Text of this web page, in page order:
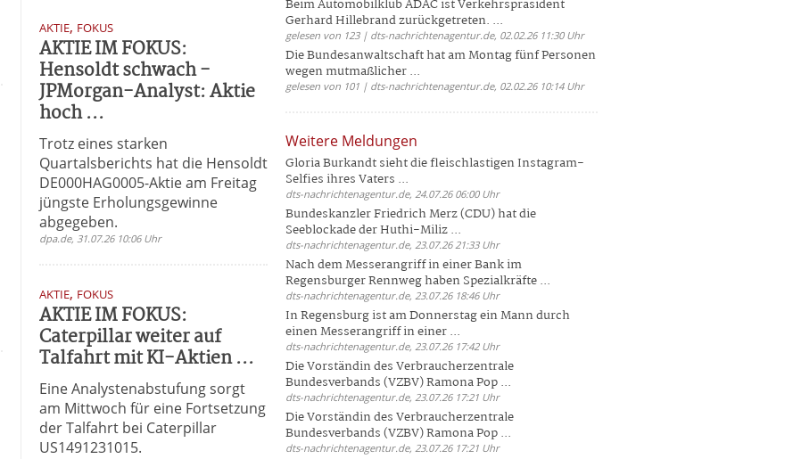
AKTIE, FOKUS
AKTIE IM FOKUS:
Hensoldt schwach -
JPMorgan-Analyst: Aktie
hoch ...
Trotz eines starken
Quartalsberichts hat die Hensoldt
DE000HAG0005-Aktie am Freitag
jüngste Erholungsgewinne
abgegeben.
dpa.de, 31.07.26 10:06 Uhr
AKTIE, FOKUS
AKTIE IM FOKUS:
Caterpillar weiter auf
Talfahrt mit KI-Aktien ...
Eine Analystenabstufung sorgt
am Mittwoch für eine Fortsetzung
der Talfahrt bei Caterpillar
US1491231015.
Beim Automobilklub ADAC ist Verkehrspräsident
Gerhard Hillebrand zurückgetreten. ...
gelesen von 123 | dts-nachrichtenagentur.de, 02.02.26 11:30 Uhr
Die Bundesanwaltschaft hat am Montag fünf Personen
wegen mutmaßlicher ...
gelesen von 101 | dts-nachrichtenagentur.de, 02.02.26 10:14 Uhr
Weitere Meldungen
Gloria Burkandt sieht die fleischlastigen Instagram-
Selfies ihres Vaters ...
dts-nachrichtenagentur.de, 24.07.26 06:00 Uhr
Bundeskanzler Friedrich Merz (CDU) hat die
Seeblockade der Huthi-Miliz ...
dts-nachrichtenagentur.de, 23.07.26 21:33 Uhr
Nach dem Messerangriff in einer Bank im
Regensburger Rennweg haben Spezialkräfte ...
dts-nachrichtenagentur.de, 23.07.26 18:46 Uhr
In Regensburg ist am Donnerstag ein Mann durch
einen Messerangriff in einer ...
dts-nachrichtenagentur.de, 23.07.26 17:42 Uhr
Die Vorständin des Verbraucherzentrale
Bundesverbands (VZBV) Ramona Pop ...
dts-nachrichtenagentur.de, 23.07.26 17:21 Uhr
Die Vorständin des Verbraucherzentrale
Bundesverbands (VZBV) Ramona Pop ...
dts-nachrichtenagentur.de, 23.07.26 17:21 Uhr